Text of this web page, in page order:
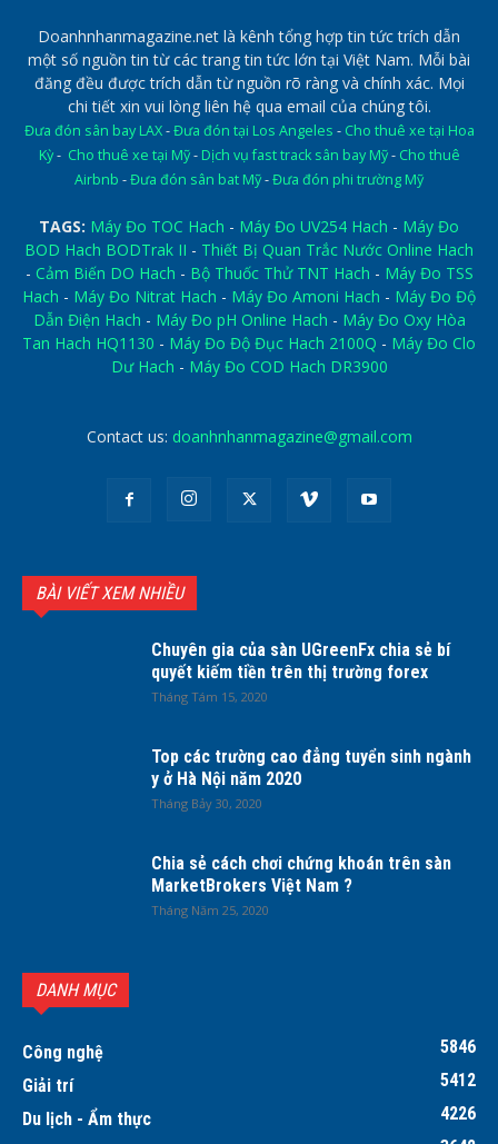
Doanhnhanmagazine.net là kênh tổng hợp tin tức trích dẫn
một số nguồn tin từ các trang tin tức lớn tại Việt Nam. Mỗi bài
đăng đều được trích dẫn từ nguồn rõ ràng và chính xác. Mọi
chi tiết xin vui lòng liên hệ qua email của chúng tôi.
Đưa đón sân bay LAX-Đưa đón tại Los Angeles - Cho thuê xe tại Hoa
Kỳ- Cho thuê xe tại Mỹ- Dịch vụ fast track sân bay Mỹ- Cho thuê
Airbnb -Đưa đón sân bat Mỹ-Đưa đón phi trường Mỹ
TAGS: Máy Đo TOC Hach - Máy Đo UV254 Hach - Máy Đo
BOD Hach BODTrak II - Thiết Bị Quan Trắc Nước Online Hach
- Cảm Biến DO Hach - Bộ Thuốc Thử TNT Hach - Máy Đo TSS
Hach - Máy Đo Nitrat Hach - Máy Đo Amoni Hach - Máy Đo Độ
Dẫn Điện Hach - Máy Đo pH Online Hach - Máy Đo Oxy Hòa
Tan Hach HQ1130 - Máy Đo Độ Đục Hach 2100Q - Máy Đo Clo
Dư Hach - Máy Đo COD Hach DR3900
Contact us: doanhnhanmagazine@gmail.com
BÀI VIẾT XEM NHIỀU
Chuyên gia của sàn UGreenFx chia sẻ bí
quyết kiếm tiền trên thị trường forex
Tháng Tám 15, 2020
Top các trường cao đẳng tuyển sinh ngành
y ở Hà Nội năm 2020
Tháng Bảy 30, 2020
Chia sẻ cách chơi chứng khoán trên sàn
MarketBrokers Việt Nam ?
Tháng Năm 25, 2020
DANH MỤC
Công nghệ
5846
Giải trí
5412
Du lịch - Ẩm thực
4226